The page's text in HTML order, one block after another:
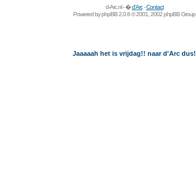
d-Arc.nl - �d'Arc-Contact
Powered byphpBB2.0.6 © 2001, 2002 phpBB Group
Jaaaaah het is vrijdag!! naar d'Arc dus!